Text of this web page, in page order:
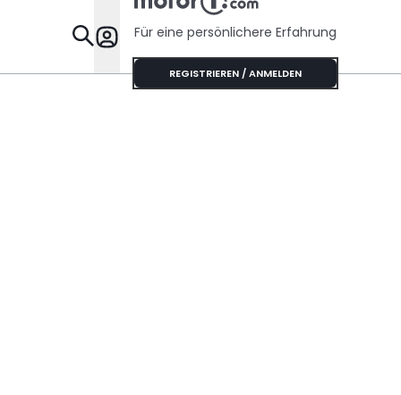
Specials
Für eine persönlichere Erfahrung
REGISTRIEREN / ANMELDEN